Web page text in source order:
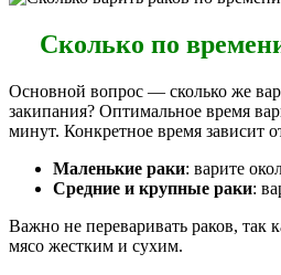
Сколько по
Основной вопрос — сколько же
закипания? Оптимальное время
минут. Конкретное время зависит
Маленькие раки: варите
Средние и крупные раки:
Важно не переваривать раков, так
мясо жестким и сухим.